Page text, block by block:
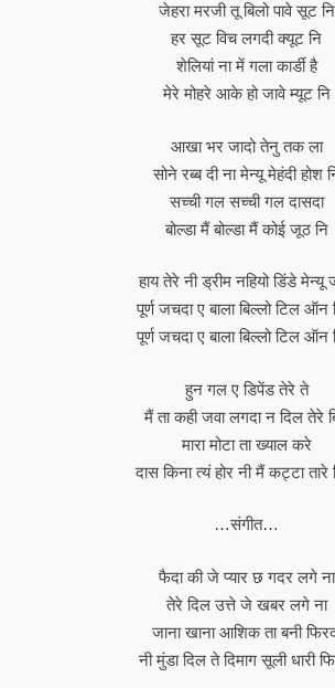
जेहरा मरजी तू बिलो पावे सूट नि
हर सूट विच लगदी क्यूट नि
शेलियां ना में गला कार्डी है
मेरे मोहरे आके हो जावे म्यूट नि
आखा भर जादो तेनु तक ला
सोने रब्ब दी ना मेन्यू मेहंदी होश
सच्ची गल सच्ची गल दासदा
बोल्डा मैं बोल्डा मैं कोई जूठ नि
हाय तेरे नी ड्रीम नहियो डिंडे मेन्यू
पूर्ण जचदा ए बाला बिल्लो टिल ऑन
पूर्ण जचदा ए बाला बिल्लो टिल ऑन
हुन गल ए डिपेंड तेरे ते
मैं ता कही जवा लगदा न दिल तेरे
मारा मोटा ता ख्याल करे
दास किना त्यं होर नी मैं कट्टा तारे
…संगीत…
फैदा की जे प्यार छ गदर लगे ना
तेरे दिल उत्ते जे खबर लगे ना
जाना खाना आशिक ता बनी
नी मुंडा दिल ते दिमाग सूली धारी